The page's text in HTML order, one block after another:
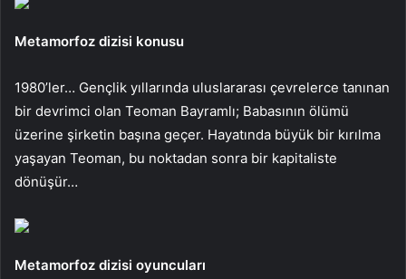
Metamorfoz dizisi konusu
1980’ler… Gençlik yıllarında uluslararası çevrelerce tanınan
bir devrimci olan Teoman Bayramlı; Babasının ölümü
üzerine şirketin başına geçer. Hayatında büyük bir kırılma
yaşayan Teoman, bu noktadan sonra bir kapitaliste
dönüşür…
Metamorfoz dizisi oyuncuları